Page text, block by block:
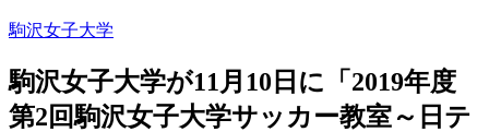
駒沢女子大学
駒沢女子大学が11月10日に「2019年度
第2回駒沢女子大学サッカー教室～日テ